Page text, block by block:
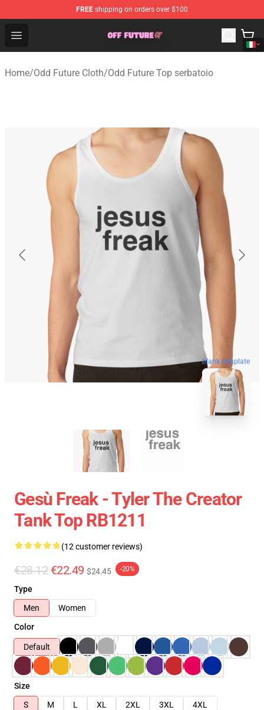
FREE shipping on orders over $100
Open menu
Odd Future Store - Official Odd Future Merchandise Shop
Home/Odd Future Cloth/Odd Future Top serbatoio
blank template
Gesù Freak - Tyler The Creator
Tank Top RB1211
(12 customer reviews)
€28.12 €22.49 $24.45 -20%
Type
Men
Women
Color
Default
Size
S
M L XL 2XL 3XL
4XL